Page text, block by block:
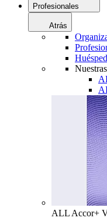
Profesionales
Atrás
ALL Accor+